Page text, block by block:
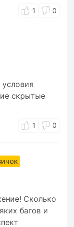
1 0
скрытые
1 0
Сколько
багов и